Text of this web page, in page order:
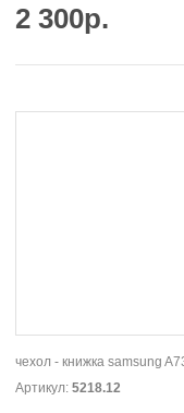
2 300р.
чехол - книжка samsung
Артикул: 5218.12